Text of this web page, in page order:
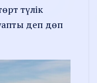
түлік
деп дөп